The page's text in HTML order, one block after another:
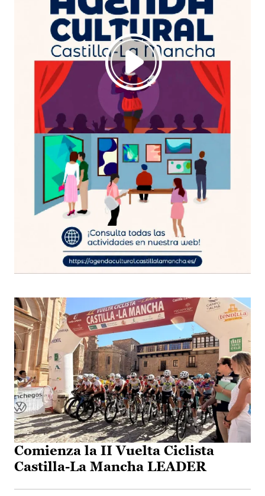
Comienza la II Vuelta Ciclista
Castilla-La Mancha LEADER